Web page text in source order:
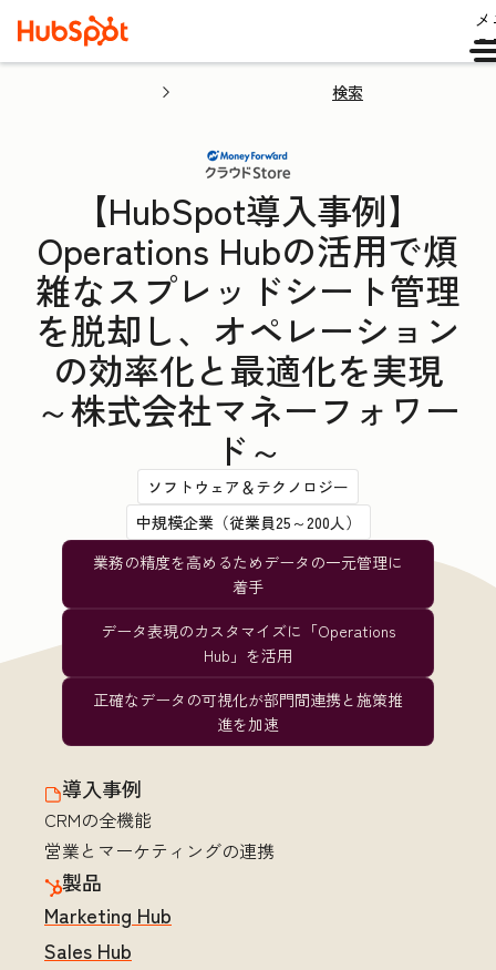
検索
【HubSpot導入事例】
Operations Hubの活用で煩
雑なスプレッドシート管理
を脱却し、オペレーション
の効率化と最適化を実現
～株式会社マネーフォワー
ド～
ソフトウェア＆テクノロジー
中規模企業（従業員25～200人）
業務の精度を高めるためデータの一元管理に
着手
データ表現のカスタマイズに「Operations
Hub」を活用
正確なデータの可視化が部門間連携と施策推
進を加速
導入事例
CRMの全機能
営業とマーケティングの連携
製品
Marketing Hub
Sales Hub